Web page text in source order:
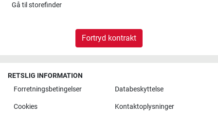
Gå til storefinder
Fortryd kontrakt
RETSLIG INFORMATION
Forretningsbetingelser
Databeskyttelse
Cookies Kontaktoplysninger